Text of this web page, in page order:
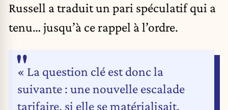
Russell a traduit un pari spéculatif qui a
tenu… jusqu’à ce rappel à l’ordre.
« La question clé est donc la
suivante : une nouvelle escalade
tarifaire, si elle se matérialisait,